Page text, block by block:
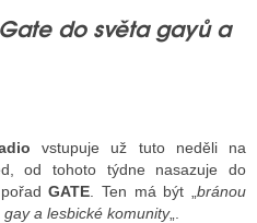
Gate do světa gayů a
vstupuje už tuto neděli na
od tohoto týdne nasazuje do
GATE . Ten má být „bránou
gay a lesbické komunity„.